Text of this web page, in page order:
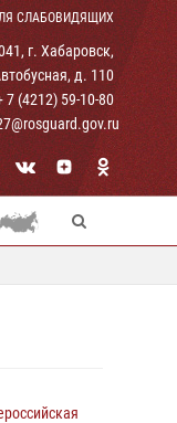
СЛАБОВИДЯЩИХ
г. Хабаровск,
д. 110
7 (4212) 59-10-80